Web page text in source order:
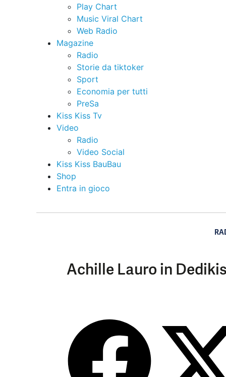
Play Chart
Music Viral Chart
Web Radio
Magazine
Radio
Storie da tiktoker
Sport
Economia per tutti
PreSa
Kiss Kiss Tv
Video
Radio
Video Social
Kiss Kiss BauBau
Shop
Entra in gioco
Achille Lauro in